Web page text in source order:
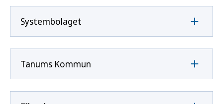
Systembolaget
Tanums Kommun